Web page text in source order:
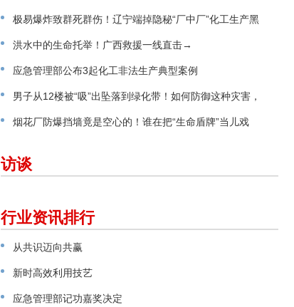
关闭极易爆炸致群死群伤！辽宁端掉隐秘“厂中厂”化工生产黑
窝点洪水中的生命托举！广西救援一线直击→
应急管理部公布3起化工非法生产典型案例
男子从12楼被“吸”出坠落到绿化带！如何防御这种灾害，
请看指南→
烟花厂防爆挡墙竟是空心的！谁在把“生命盾牌”当儿戏
访谈
行业资讯排行
从共识迈向共赢
新时高效利用技艺
应急管理部记功嘉奖决定